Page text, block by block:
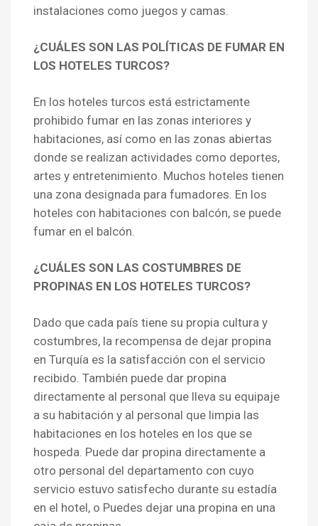
instalaciones como juegos y camas.
¿CUÁLES SON LAS POLÍTICAS DE FUMAR EN
LOS HOTELES TURCOS?
En los hoteles turcos está estrictamente
prohibido fumar en las zonas interiores y
habitaciones, así como en las zonas abiertas
donde se realizan actividades como deportes,
artes y entretenimiento. Muchos hoteles tienen
una zona designada para fumadores. En los
hoteles con habitaciones con balcón, se puede
fumar en el balcón.
¿CUÁLES SON LAS COSTUMBRES DE
PROPINAS EN LOS HOTELES TURCOS?
Dado que cada país tiene su propia cultura y
costumbres, la recompensa de dejar propina
en Turquía es la satisfacción con el servicio
recibido. También puede dar propina
directamente al personal que lleva su equipaje
a su habitación y al personal que limpia las
habitaciones en los hoteles en los que se
hospeda. Puede dar propina directamente a
otro personal del departamento con cuyo
servicio estuvo satisfecho durante su estadía
en el hotel, o Puedes dejar una propina en una